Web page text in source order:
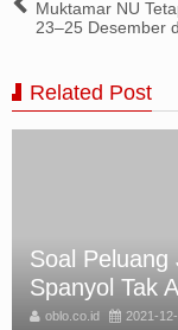
Muktamar NU
23–25 Desember
Related Post
Liga 1,